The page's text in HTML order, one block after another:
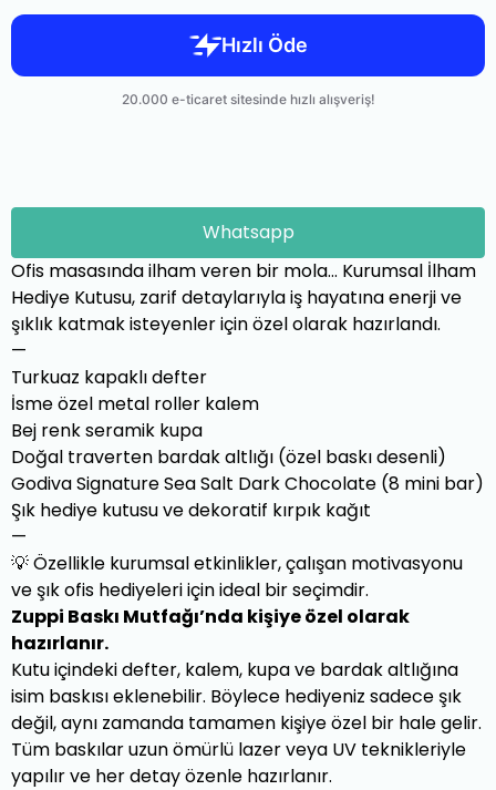
Whatsapp
Ofis masasında ilham veren bir mola… Kurumsal İlham
Hediye Kutusu, zarif detaylarıyla iş hayatına enerji ve
şıklık katmak isteyenler için özel olarak hazırlandı.
—
Turkuaz kapaklı defter
İsme özel metal roller kalem
Bej renk seramik kupa
Doğal traverten bardak altlığı (özel baskı desenli)
Godiva Signature Sea Salt Dark Chocolate (8 mini bar)
Şık hediye kutusu ve dekoratif kırpık kağıt
—
💡 Özellikle kurumsal etkinlikler, çalışan motivasyonu
ve şık ofis hediyeleri için ideal bir seçimdir.
Zuppi Baskı Mutfağı’nda kişiye özel olarak
hazırlanır.
Kutu içindeki defter, kalem, kupa ve bardak altlığına
isim baskısı eklenebilir. Böylece hediyeniz sadece şık
değil, aynı zamanda tamamen kişiye özel bir hale gelir.
Tüm baskılar uzun ömürlü lazer veya UV teknikleriyle
yapılır ve her detay özenle hazırlanır.